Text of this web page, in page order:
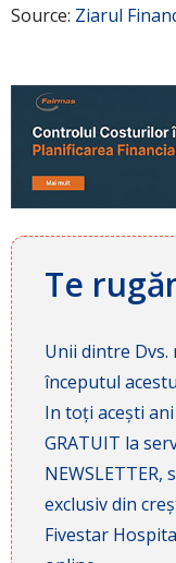
Source: Ziarul
Te
Unii dintre Dvs.
începutul
In toți acești
GRATUIT la
exclusiv din
Fivestar